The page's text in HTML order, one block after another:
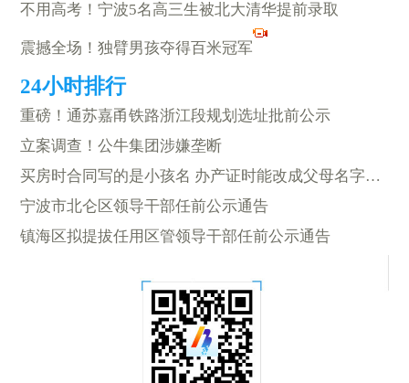
不用高考！宁波5名高三生被北大清华提前录取
震撼全场！独臂男孩夺得百米冠军
重磅！通苏嘉甬铁路浙江段规划选址批前公示
立案调查！公牛集团涉嫌垄断
买房时合同写的是小孩名 办产证时能改成父母名字吗 权威答复在这
宁波市北仑区领导干部任前公示通告
镇海区拟提拔任用区管领导干部任前公示通告